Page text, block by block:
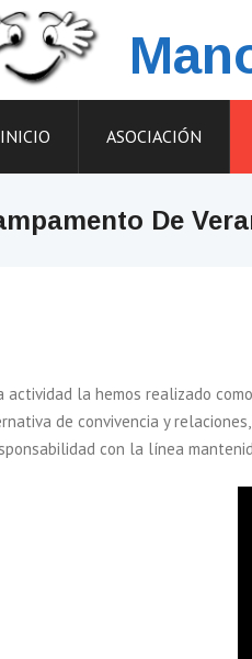
INICIO ASOCIACIÓN
De
actividad la hemos realizado
de convivencia y
con la línea